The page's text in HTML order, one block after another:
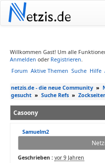
Netzis.de
Willkommen Gast! Um alle
Anmelden oder Registrieren.
Forum Aktive Themen Suche Hilfe
netzis.de - die neue Community »
gesucht » Suche Refs »
Casoony
Samuelm2
Geschrieben : vor 9 Jahren